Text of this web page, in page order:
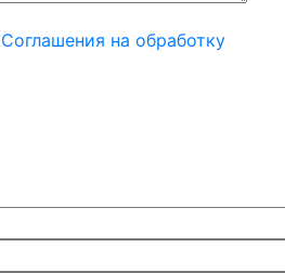
Соглашения на обработку